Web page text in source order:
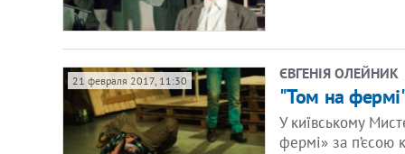
21 февраля 2017, 11:30 ЄВГЕНІЯ ОЛЕЙНИК
"Том на
У київському
фермі» за п’єсою